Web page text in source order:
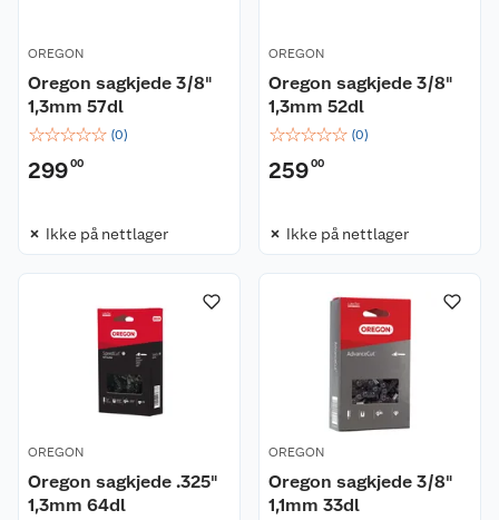
OREGON
Oregon sagkjede 3/8"
1,3mm 57dl
☆☆☆☆☆ (0)
29900
Ikke på nettlager
OREGON
Oregon sagkjede 3/8"
1,3mm 52dl
☆☆☆☆☆ (0)
25900
Ikke på nettlager
OREGON
Oregon sagkjede .325"
1,3mm 64dl
OREGON
Oregon sagkjede 3/8"
1,1mm 33dl